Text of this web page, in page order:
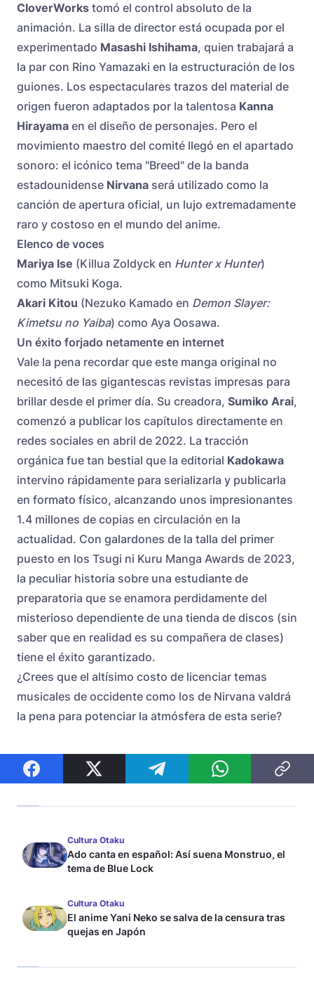
CloverWorks tomó el control absoluto de la
animación. La silla de director está ocupada por el
experimentado Masashi Ishihama, quien trabajará a
la par con Rino Yamazaki en la estructuración de los
guiones. Los espectaculares trazos del material de
origen fueron adaptados por la talentosa Kanna
Hirayama en el diseño de personajes. Pero el
movimiento maestro del comité llegó en el apartado
sonoro: el icónico tema "Breed" de la banda
estadounidense Nirvana será utilizado como la
canción de apertura oficial, un lujo extremadamente
raro y costoso en el mundo del anime.
Elenco de voces
Mariya Ise (Killua Zoldyck en Hunter x Hunter)
como Mitsuki Koga.
Akari Kitou (Nezuko Kamado en Demon Slayer:
Kimetsu no Yaiba) como Aya Oosawa.
Un éxito forjado netamente en internet
Vale la pena recordar que este manga original no
necesitó de las gigantescas revistas impresas para
brillar desde el primer día. Su creadora, Sumiko Arai,
comenzó a publicar los capítulos directamente en
redes sociales en abril de 2022. La tracción
orgánica fue tan bestial que la editorial Kadokawa
intervino rápidamente para serializarla y publicarla
en formato físico, alcanzando unos impresionantes
1.4 millones de copias en circulación en la
actualidad. Con galardones de la talla del primer
puesto en los Tsugi ni Kuru Manga Awards de 2023,
la peculiar historia sobre una estudiante de
preparatoria que se enamora perdidamente del
misterioso dependiente de una tienda de discos (sin
saber que en realidad es su compañera de clases)
tiene el éxito garantizado.
¿Crees que el altísimo costo de licenciar temas
musicales de occidente como los de Nirvana valdrá
la pena para potenciar la atmósfera de esta serie?
Cultura Otaku
Ado canta en español: Así suena Monstruo, el
tema de Blue Lock
Cultura Otaku
El anime Yani Neko se salva de la censura tras
quejas en Japón